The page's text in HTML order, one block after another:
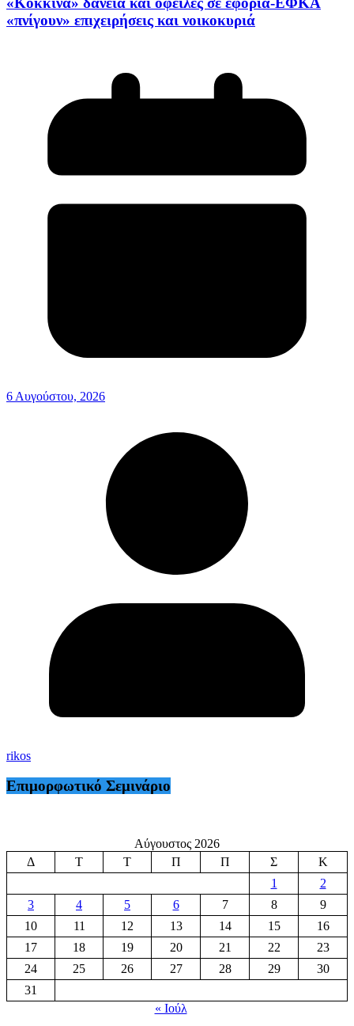
«πνίγουν» επιχειρήσεις και νοικοκυριά
6 Αυγούστου, 2026
rikos
Επιμορφωτικό Σεμινάριο
Αύγουστος 2026
Δ
Τ Τ Π Π Σ
Κ
1
2
3
4 5 6 7 8
9
10
11 12 13 14 15
16
17
18 19 20 21 22
23
24
25 26 27 28 29
30
31
« Ιούλ